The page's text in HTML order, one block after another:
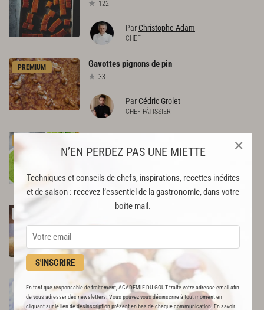
N’EN PERDEZ PAS UNE MIETTE
Techniques et conseils de chefs, inspirations, recettes inédites
et de saison : recevez l’essentiel de la gastronomie, dans votre
boîte mail.
S'INSCRIRE
En tant que responsable de traitement, ACADEMIE DU GOUT traite votre adresse email afin
de vous adresser des newsletters. Vous pouvez vous désinscrire à tout moment en
cliquant sur le lien de désinscription présent en bas de chaque communication. En savoir
×
122
Par Christophe Adam
CHEF
PREMIUM Gavottespignonsdepin
33
Par Cédric Grolet
CHEF PÂTISSIER
PREMIUM
245
Par Académie du Goût
LA RÉDACTION
Potatoebread
ParAcadémie du Goût
LA RÉDACTION
RECETTE OFFERTE ! Macaronsau chocolat
184